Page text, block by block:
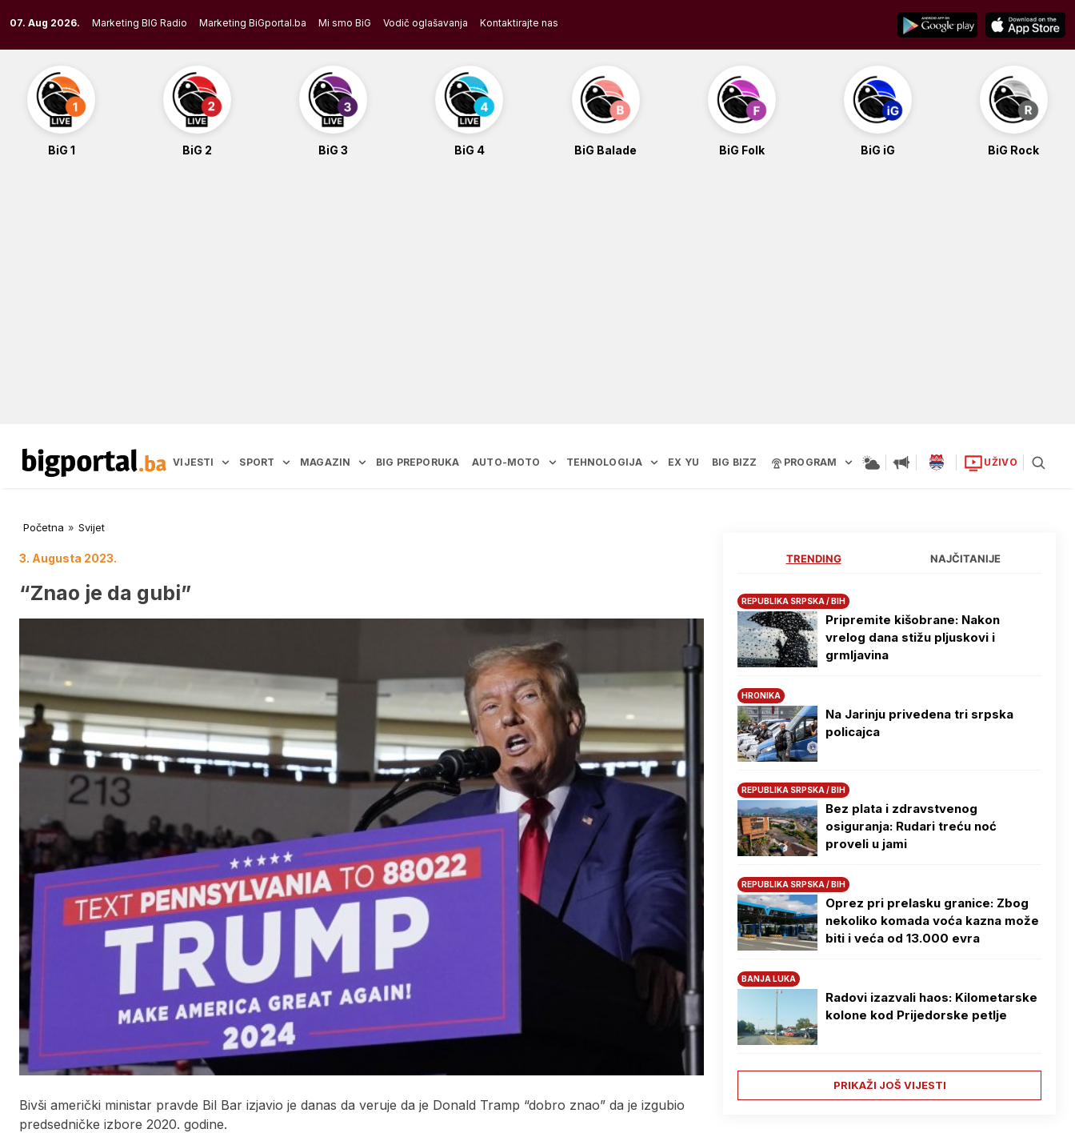
to
content
07. Aug 2026. Marketing BIG Radio Marketing BiGportal.ba Mi smo BiG Vodič oglašavanja Kontaktirajte nas
BiG 1 BiG 2 BiG 3 BiG 4 BiG Balade BiG Folk BiG iG BiG Rock
VIJESTI SPORT MAGAZIN BIG PREPORUKA AUTO-MOTO TEHNOLOGIJA EX YU BIG BIZZ PROGRAM UŽIVO
Početna » Svijet
3. Augusta 2023.
“Znao je da gubi”
Bivši američki ministar pravde Bil Bar izjavio je danas da veruje da je Donald Tramp “dobro znao” da je izgubio
predsedničke izbore 2020. godine.
TRENDING NAJČITANIJE
REPUBLIKA SRPSKA / BIH
Pripremite kišobrane: Nakon
vrelog dana stižu pljuskovi i
grmljavina
HRONIKA
Na Јarinju privedena tri srpska
policajca
REPUBLIKA SRPSKA / BIH
Bez plata i zdravstvenog
osiguranja: Rudari treću noć
proveli u jami
REPUBLIKA SRPSKA / BIH
Oprez pri prelasku granice: Zbog
nekoliko komada voća kazna može
biti i veća od 13.000 evra
BANJA LUKA
Radovi izazvali haos: Kilometarske
kolone kod Prijedorske petlje
PRIKAŽI JOŠ VIJESTI